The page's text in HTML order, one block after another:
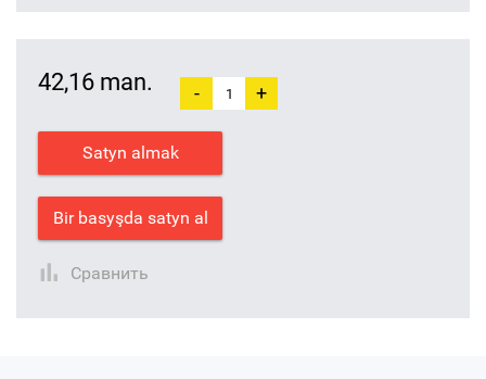
42,16 man. - +
Satyn almak
Bir basyşda satyn al
Сравнить